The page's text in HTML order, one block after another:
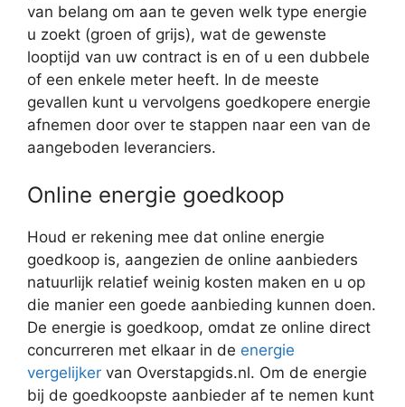
van belang om aan te geven welk type energie
u zoekt (groen of grijs), wat de gewenste
looptijd van uw contract is en of u een dubbele
of een enkele meter heeft. In de meeste
gevallen kunt u vervolgens goedkopere energie
afnemen door over te stappen naar een van de
aangeboden leveranciers.
Online energie goedkoop
Houd er rekening mee dat online energie
goedkoop is, aangezien de online aanbieders
natuurlijk relatief weinig kosten maken en u op
die manier een goede aanbieding kunnen doen.
De energie is goedkoop, omdat ze online direct
concurreren met elkaar in de energie
vergelijker van Overstapgids.nl. Om de energie
bij de goedkoopste aanbieder af te nemen kunt